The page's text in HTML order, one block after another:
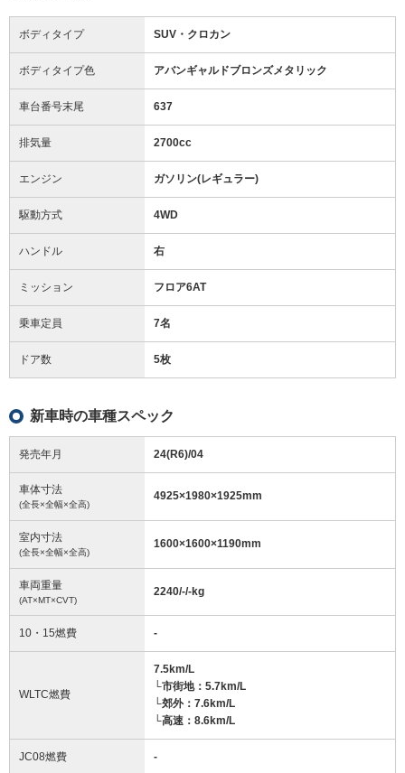
ボディタイプ SUV・クロカン
ボディタイプ色 アバンギャルドブロンズメタリック
車台番号末尾 637
排気量 2700cc
エンジン ガソリン(レギュラー)
駆動方式 4WD
ハンドル 右
ミッション フロア6AT
乗車定員 7名
ドア数 5枚
新車時の車種スペック
発売年月 24(R6)/04
車体寸法
(全長×全幅×全高)
4925×1980×1925mm
室内寸法
(全長×全幅×全高)
1600×1600×1190mm
車両重量
(AT×MT×CVT)
2240/-/-kg
10・15燃費 -
WLTC燃費
7.5km/L
└市街地：5.7km/L
└郊外：7.6km/L
└高速：8.6km/L
JC08燃費 -